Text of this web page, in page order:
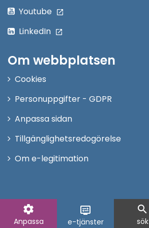
settings
Anpassa
display_settings
e-tjänster
search
sök
Youtube
LinkedIn
Om webbplatsen
Cookies
Personuppgifter - GDPR
Anpassa sidan
Tillgänglighetsredogörelse
Om e-legitimation